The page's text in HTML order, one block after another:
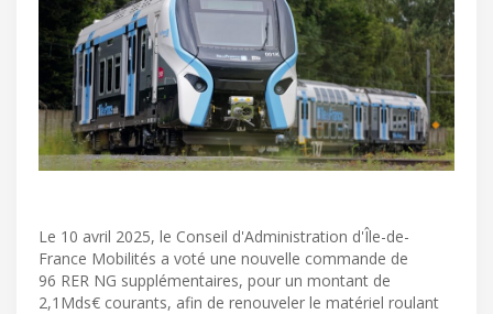
Le 10 avril 2025, le Conseil d'Administration d'Île-de-
France Mobilités a voté une nouvelle commande de
96 RER NG supplémentaires, pour un montant de
2,1Mds€ courants, afin de renouveler le matériel roulant